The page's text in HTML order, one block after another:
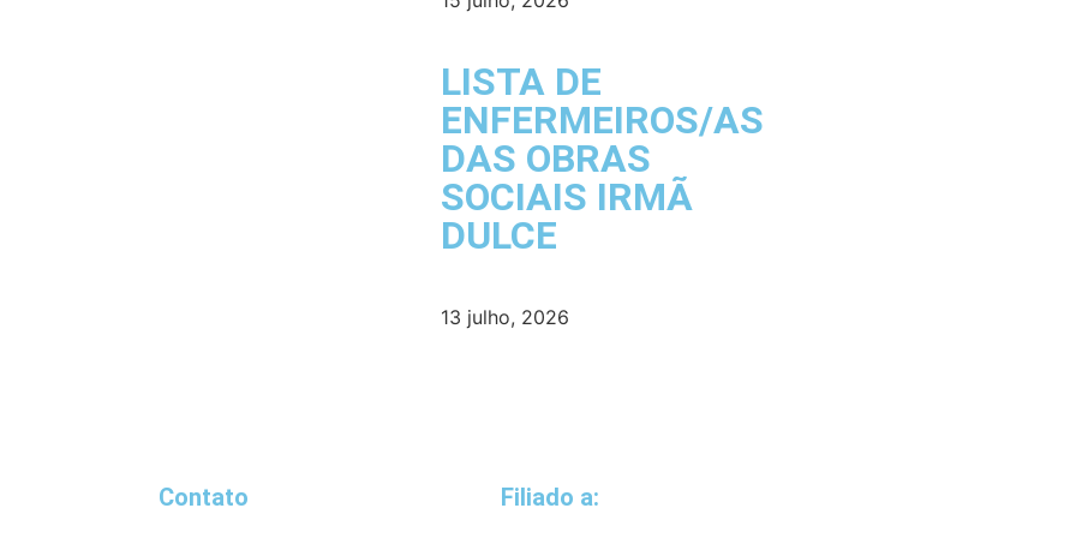
LISTA DE
ENFERMEIROS/AS
DAS OBRAS
SOCIAIS IRMÃ
DULCE
13 julho, 2026
Contato Filiado a: